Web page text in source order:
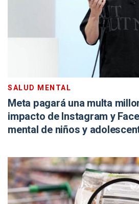
SALUD MENTAL
Meta pagará una multa
impacto de Instagram y
mental de niños y